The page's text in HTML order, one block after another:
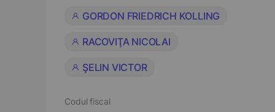
GORDON FRIEDRICH KOLLING
RACOVIŢA NICOLAI
ŞELIN VICTOR
Codul fiscal